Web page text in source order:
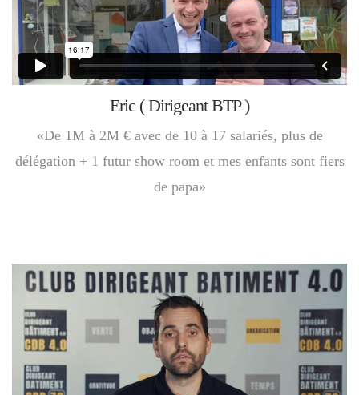
Eric ( Dirigeant BTP )
«De 1M à 2M € avec de 10 à 17 salariés, plus de
délégation + 1 futur show room et mes enfants sont fiers
de papa»